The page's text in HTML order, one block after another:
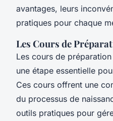
avantages, leurs
pratiques pour chaque
Les Cours de
Les cours de
une étape essentielle
Ces cours offrent une
du processus de
outils pratiques pour